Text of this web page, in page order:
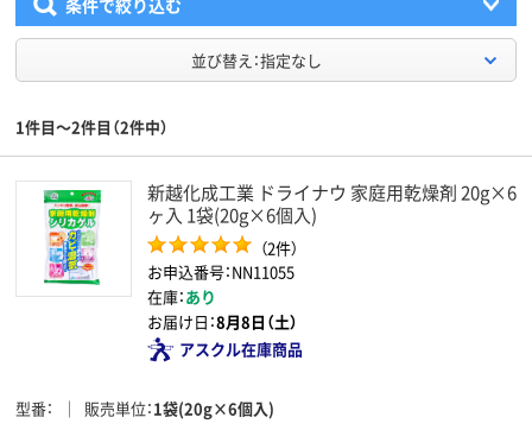
条件で絞り込む
並び替え：指定なし
1件目～2件目（2件中）
新越化成工業 ドライナウ 家庭用乾燥剤 20g×6
ヶ入 1袋(20g×6個入)
（2件）
お申込番号：NN11055
在庫：あり
お届け日：8月8日（土）
アスクル在庫商品
型番 販売単位 1袋(20g×6個入)